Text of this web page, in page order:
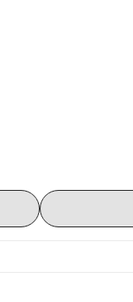
moci být vybaveno
přijatelně
vybavení pro děti.